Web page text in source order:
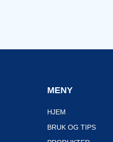
MENY
HJEM
BRUK OG TIPS